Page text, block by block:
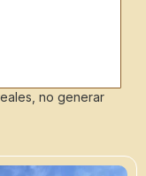
no generar